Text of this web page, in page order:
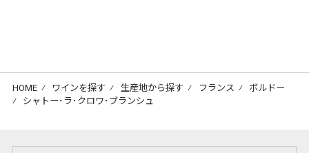
HOME ⁄ ワインを探す ⁄ 生産地から探す ⁄ フランス ⁄ ボルドー
⁄ シャトー･ラ･クロワ･ブランシュ